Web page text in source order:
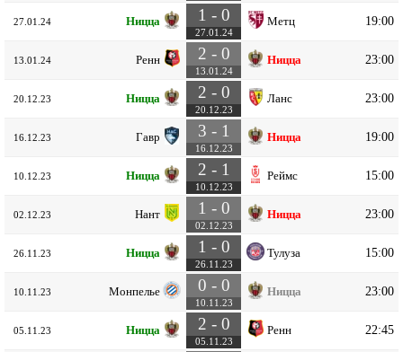
27.01.24 Ницца 1 - 0
27.01.24
Метц 19:00
13.01.24 Ренн 2 - 0
13.01.24
Ницца 23:00
20.12.23 Ницца 2 - 0
20.12.23
Ланс 23:00
16.12.23 Гавр 3 - 1
16.12.23
Ницца 19:00
10.12.23 Ницца 2 - 1
10.12.23
Реймс 15:00
02.12.23 Нант 1 - 0
02.12.23
Ницца 23:00
26.11.23 Ницца 1 - 0
26.11.23
Тулуза 15:00
10.11.23 Монпелье 0 - 0
10.11.23
Ницца 23:00
05.11.23 Ницца 2 - 0
05.11.23
Ренн 22:45